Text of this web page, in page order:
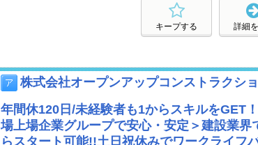
詳細
キープする
株式会社オープンアップコンストラクシ
年間休120日/未経験者も1からスキルをGET
場上場企業グループで安心・安定＞建設業
らスタート可能!!土日祝休みでワークライフ